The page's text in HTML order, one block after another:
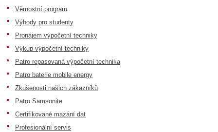
Věrnostní program
Výhody pro studenty
Pronájem výpočetní techniky
Výkup výpočetní techniky
Patro repasovaná výpočetní technika
Patro baterie mobile energy
Zkušenosti našich zákazníků
Patro Samsonite
Certifikované mazání dat
Profesionální servis